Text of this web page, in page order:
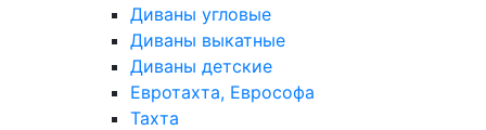
Диваны угловые
Диваны выкатные
Диваны детские
Евротахта, Еврософа
Тахта